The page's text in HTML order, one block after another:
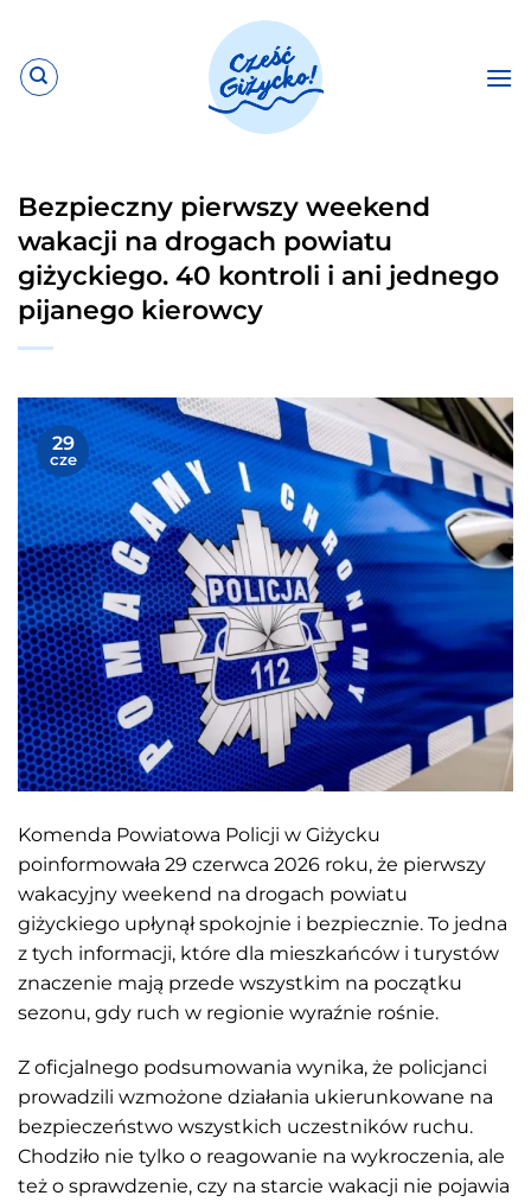
zawartości
Bezpieczny pierwszy weekend
wakacji na drogach powiatu
giżyckiego. 40 kontroli i ani jednego
pijanego kierowcy
29
cze
Komenda Powiatowa Policji w Giżycku
poinformowała 29 czerwca 2026 roku, że pierwszy
wakacyjny weekend na drogach powiatu
giżyckiego upłynął spokojnie i bezpiecznie. To jedna
z tych informacji, które dla mieszkańców i turystów
znaczenie mają przede wszystkim na początku
sezonu, gdy ruch w regionie wyraźnie rośnie.
Z oficjalnego podsumowania wynika, że policjanci
prowadzili wzmożone działania ukierunkowane na
bezpieczeństwo wszystkich uczestników ruchu.
Chodziło nie tylko o reagowanie na wykroczenia, ale
też o sprawdzenie, czy na starcie wakacji nie pojawia